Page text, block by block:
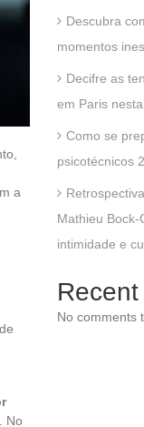
a
No
Descubra
momentos
Decifre as
em Paris
Como se
psicotécnicos
Mathieu Bock-
intimidade e
No comments